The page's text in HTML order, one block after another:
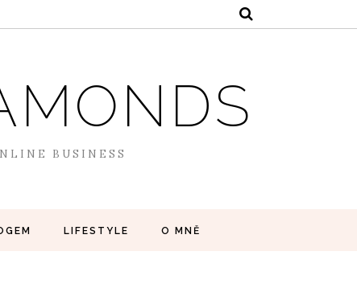
BUSINESS
LIFESTYLE O MNĚ